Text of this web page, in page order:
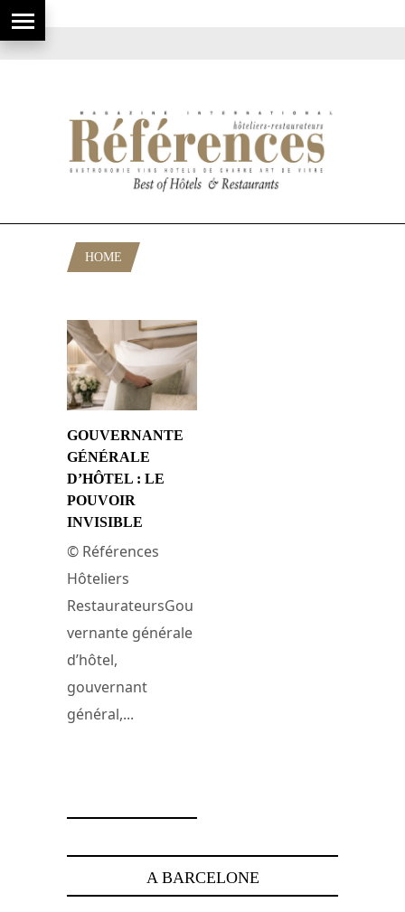
HOME
GOUVERNANTE
GÉNÉRALE
D’HÔTEL : LE
POUVOIR
INVISIBLE
© Références
Hôteliers
RestaurateursGou
vernante générale
d’hôtel,
gouvernant
général,...
A BARCELONE